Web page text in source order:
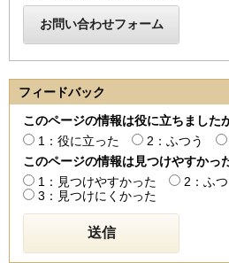
フィードバック
このページの情報は役に立ちました
1：役に立った
2：ふつう
このページの情報は見つけやすかっ
1：見つけやすかった
2：ふつ
3：見つけにくかった